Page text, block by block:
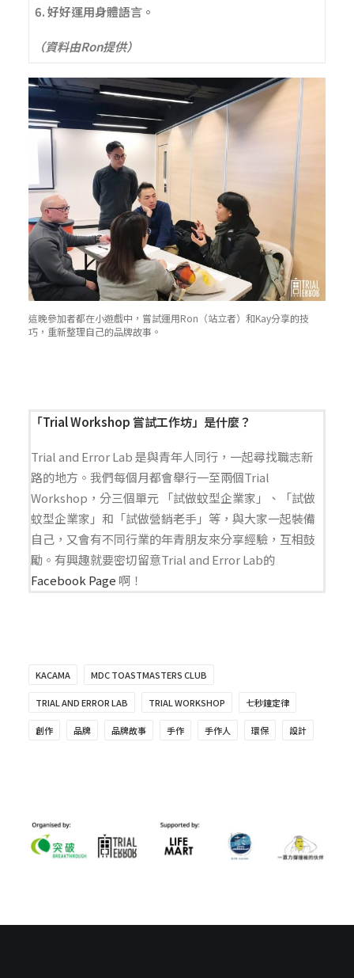
好好運用身體語言。
（資料由Ron提供）
這晚參加者都在小遊戲中，嘗試運用Ron（站立者）和Kay分享的技
巧，重新整理自己的品牌故事。
「Trial Workshop 嘗試工作坊」是什麼？
Trial and Error Lab 是與青年人同行，一起尋找職志新
路的地方。我們每個月都會舉行一至兩個Trial
Workshop，分三個單元 「試做蚊型企業家」、「試做
蚊型企業家」和「試做營銷老手」等，與大家一起裝備
自己，又會有不同行業的年青朋友來分享經驗，互相鼓
勵。有興趣就要密切留意Trial and Error Lab的
Facebook Page 啊！
KACAMA MDC TOASTMASTERS CLUB
TRIAL AND ERROR LAB TRIAL WORKSHOP 七秒鐘定律
創作 品牌 品牌故事 手作 手作人 環保 設計